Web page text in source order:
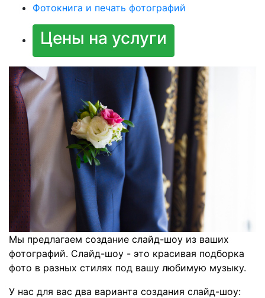
Фотокнига и печать фотографий
Цены на услуги
Мы предлагаем создание слайд-шоу из ваших
фотографий. Слайд-шоу - это красивая подборка
фото в разных стилях под вашу любимую музыку.
У нас для вас два варианта создания слайд-шоу: